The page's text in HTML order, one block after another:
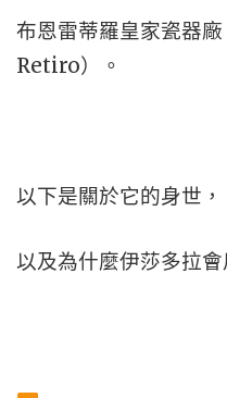
布恩雷蒂羅皇家瓷器
Retiro）。
以下是關於它的身世，
以及為什麼伊莎多拉